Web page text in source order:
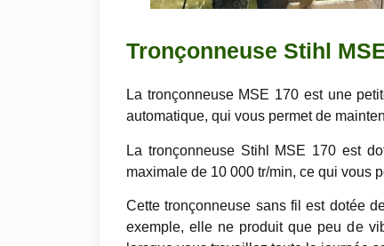
Tronçonneuse Stihl
La tronçonneuse MSE 170 est une
automatique, qui vous permet de
La tronçonneuse Stihl MSE 170 est
maximale de 10 000 tr/min, ce qui vous
Cette tronçonneuse sans fil est dotée
exemple, elle ne produit que peu de